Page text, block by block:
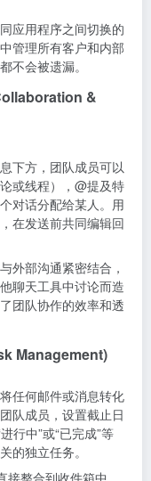
应用程序之间切换的
管理所有客户和内部
不会被遗漏。
&
下方，团队成员可以
或线程），@提及特
对话分配给某人。用
在发送前共同编辑回
外部沟通紧密结合，
聊天工具中讨论而造
团队协作的效率和透
Management)
任何邮件或消息转化
队成员，设置截止日
行中”或“已完成”等
的独立任务。
接整合到收件箱中，